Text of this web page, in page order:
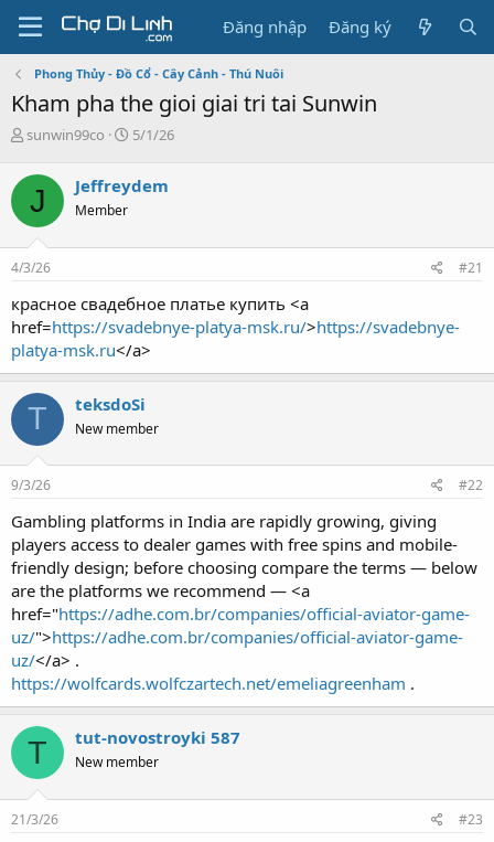
Đăng nhập Đăng ký
Phong Thủy - Đồ Cổ - Cây Cảnh - Thú Nuôi
Kham pha the gioi giai tri tai Sunwin
T
r
a
d
s
t
r
t
e
r
sunwin99co
N
y
i
5/1/26
J Jeffreydem
Member
4/3/26 #21
красное свадебное платье купить <a
href=https://svadebnye-platya-msk.ru/>https://svadebnye-
platya-msk.ru</a>
T teksdoSi
New member
9/3/26 #22
Gambling platforms in India are rapidly growing, giving
players access to dealer games with free spins and mobile-
friendly design; before choosing compare the terms — below
are the platforms we recommend — <a
href="https://adhe.com.br/companies/official-aviator-game-
uz/">https://adhe.com.br/companies/official-aviator-game-
uz/</a> .
https://wolfcards.wolfczartech.net/emeliagreenham .
T tut-novostroyki 587
New member
21/3/26 #23